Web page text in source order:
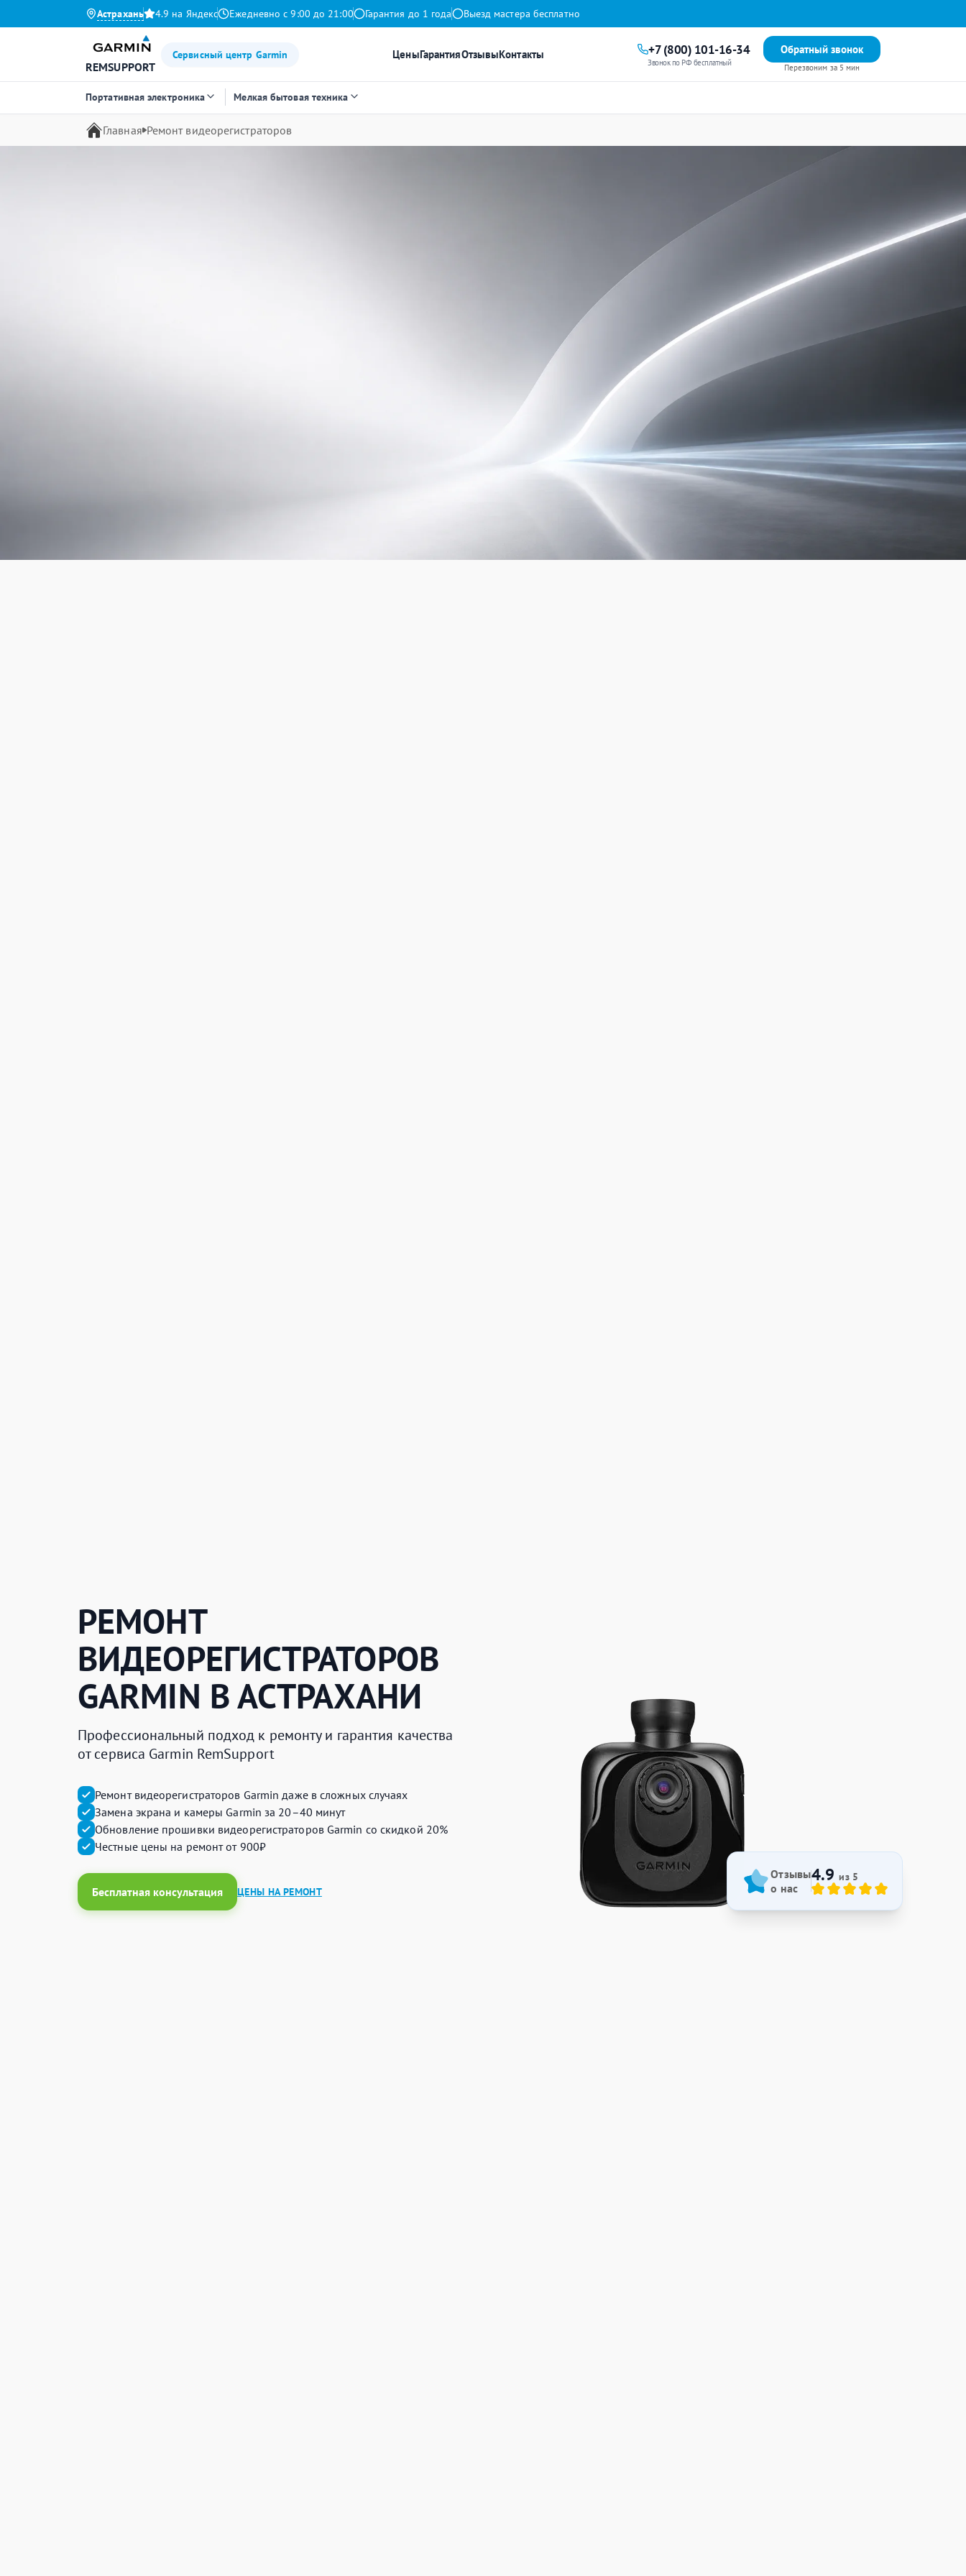
Астрахань 4.9 на Яндекс Ежедневно с 9:00 до 21:00 Гарантия до 1 года Выезд мастера бесплатно
REMSUPPORT
Сервисный центр Garmin ЦеныГарантияОтзывыКонтакты +7 (800) 101-16-34
Звонок по РФ бесплатный
Обратный звонок
Перезвоним за 5 мин
Портативная электроника Мелкая бытовая техника
Главная Ремонт видеорегистраторов
РЕМОНТ
ВИДЕОРЕГИСТРАТОРОВ
GARMIN В АСТРАХАНИ
Профессиональный подход к ремонту и гарантия качества
от сервиса Garmin RemSupport
Ремонт видеорегистраторов Garmin даже в сложных случаях
Замена экрана и камеры Garmin за 20–40 минут
Обновление прошивки видеорегистраторов Garmin со скидкой 20%
Честные цены на ремонт от 900₽
Бесплатная консультация ЦЕНЫ НА РЕМОНТ
Отзывы
о нас
4.9из 5